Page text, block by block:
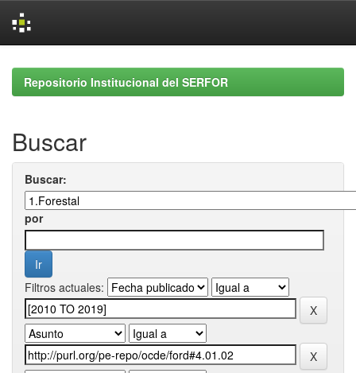
navigationRepositorio Institucional del SERFOR
Buscar
Buscar:
por
Filtros actuales: